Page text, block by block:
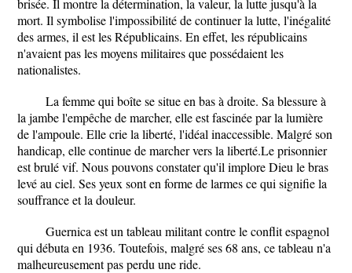
brisée. Il montre la détermination, la valeur, la lutte jusqu'à la
mort. Il symbolise l'impossibilité de continuer la lutte, l'inégalité
des armes, il est les Républicains. En effet, les républicains
n'avaient pas les moyens militaires que possédaient les
nationalistes.
La femme qui boîte se situe en bas à droite. Sa blessure à
la jambe l'empêche de marcher, elle est fascinée par la lumière
de l'ampoule. Elle crie la liberté, l'idéal inaccessible. Malgré son
handicap, elle continue de marcher vers la liberté.Le prisonnier
est brulé vif. Nous pouvons constater qu'il implore Dieu le bras
levé au ciel. Ses yeux sont en forme de larmes ce qui signifie la
souffrance et la douleur.
Guernica est un tableau militant contre le conflit espagnol
qui débuta en 1936. Toutefois, malgré ses 68 ans, ce tableau n'a
malheureusement pas perdu une ride.